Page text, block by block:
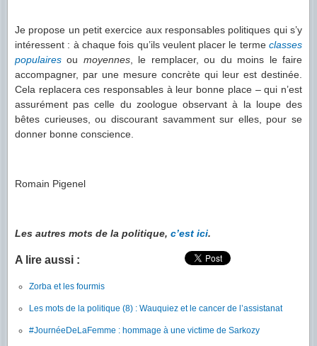
Je propose un petit exercice aux responsables politiques qui s’y
intéressent : à chaque fois qu’ils veulent placer le terme classes
populaires ou moyennes, le remplacer, ou du moins le faire
accompagner, par une mesure concrète qui leur est destinée.
Cela replacera ces responsables à leur bonne place – qui n’est
assurément pas celle du zoologue observant à la loupe des
bêtes curieuses, ou discourant savamment sur elles, pour se
donner bonne conscience.
Romain Pigenel
Les autres mots de la politique, c’est ici.
A lire aussi :
Zorba et les fourmis
Les mots de la politique (8) : Wauquiez et le cancer de l’assistanat
#JournéeDeLaFemme : hommage à une victime de Sarkozy